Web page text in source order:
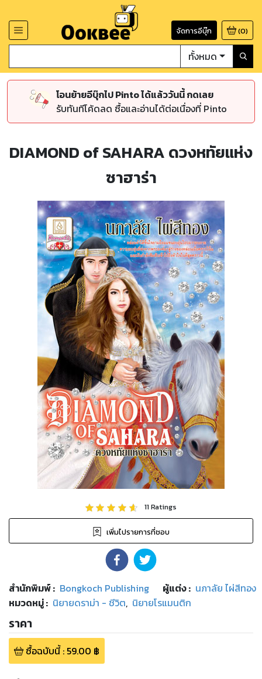
จัดการอีบุ๊ก (0)
ทั้งหมด
โอนย้ายอีบุ๊กไป Pinto ได้แล้ววันนี้ กดเลย
รับทันทีโค้ดลด ซื้อและอ่านได้ต่อเนื่องที่ Pinto
DIAMOND of SAHARA ดวงหทัยแห่ง
ซาฮาร่า
11Ratings
เพิ่มไปรายการที่ชอบ
สำนักพิมพ์: Bongkoch Publishing ผู้แต่ง : นภาลัย ไผ่สีทอง
หมวดหมู่: นิยายดราม่า - ชีวิต, นิยายโรแมนติก
ราคา
ซื้อฉบับนี้: 59.00 ฿